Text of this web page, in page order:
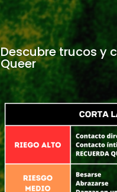
Descubre trucos y
Queer